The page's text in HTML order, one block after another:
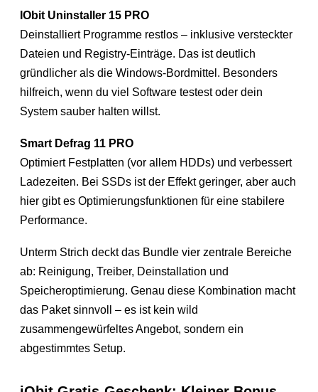
IObit Uninstaller 15 PRO
Deinstalliert Programme restlos – inklusive versteckter
Dateien und Registry-Einträge. Das ist deutlich
gründlicher als die Windows-Bordmittel. Besonders
hilfreich, wenn du viel Software testest oder dein
System sauber halten willst.
Smart Defrag 11 PRO
Optimiert Festplatten (vor allem HDDs) und verbessert
Ladezeiten. Bei SSDs ist der Effekt geringer, aber auch
hier gibt es Optimierungsfunktionen für eine stabilere
Performance.
Unterm Strich deckt das Bundle vier zentrale Bereiche
ab: Reinigung, Treiber, Deinstallation und
Speicheroptimierung. Genau diese Kombination macht
das Paket sinnvoll – es ist kein wild
zusammengewürfeltes Angebot, sondern ein
abgestimmtes Setup.